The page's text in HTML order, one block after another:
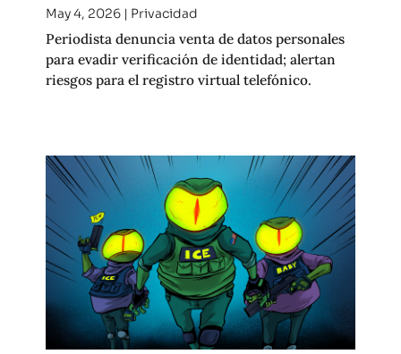
May 4, 2026| Privacidad
Periodista denuncia venta de datos personales
para evadir verificación de identidad; alertan
riesgos para el registro virtual telefónico.